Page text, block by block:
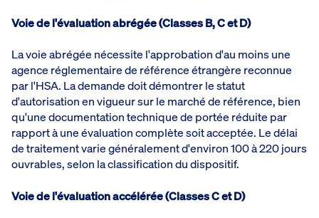
Voie de l'évaluation abrégée (Classes B, C et D)
La voie abrégée nécessite l'approbation d'au moins une
agence réglementaire de référence étrangère reconnue
par l'HSA. La demande doit démontrer le statut
d'autorisation en vigueur sur le marché de référence, bien
qu'une documentation technique de portée réduite par
rapport à une évaluation complète soit acceptée. Le délai
de traitement varie généralement d'environ 100 à 220 jours
ouvrables, selon la classification du dispositif.
Voie de l'évaluation accélérée (Classes C et D)